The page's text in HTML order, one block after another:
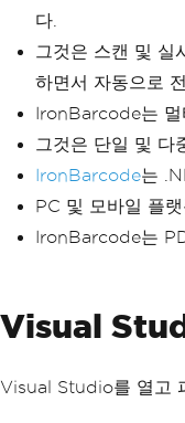
다.
그것은 스캔 및 실
하면서 자동으로
IronBarcode는 멀
그것은 단일 및 다
IronBarcode는
PC 및 모바일 플
IronBarcode는
Visual
Visual Studio를 열고